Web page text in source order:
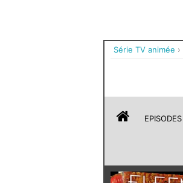
Série TV animée ›
EPISODES